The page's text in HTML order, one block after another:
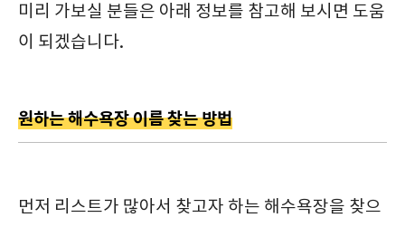
미리 가보실 분들은 아래 정보를 참고해 보시면 도움
이 되겠습니다.
원하는 해수욕장 이름 찾는 방법
먼저 리스트가 많아서 찾고자 하는 해수욕장을 찾으